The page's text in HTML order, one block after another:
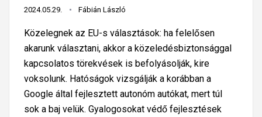
2024.05.29. Fábián László
Közelegnek az EU-s választások: ha felelősen
akarunk választani, akkor a közeledésbiztonsággal
kapcsolatos törekvések is befolyásolják, kire
voksolunk. Hatóságok vizsgálják a korábban a
Google által fejlesztett autonóm autókat, mert túl
sok a baj velük. Gyalogosokat védő fejlesztések